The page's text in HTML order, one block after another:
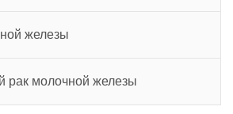
железы
рак молочной железы